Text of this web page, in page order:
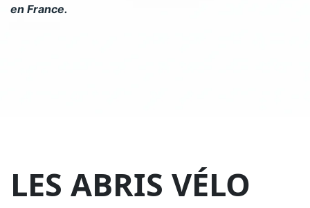
en France.
LES ABRIS VÉLO